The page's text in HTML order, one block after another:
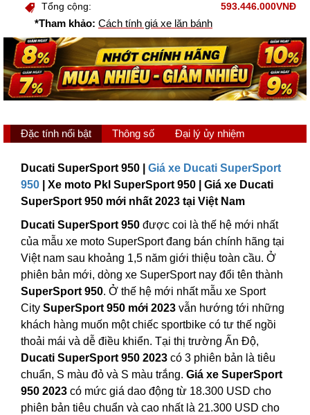
Tổng cộng:
593.446.000VNĐ
*Tham khảo: Cách tính giá xe lăn bánh
Đặc tính nổi bật Thông số Đại lý ủy nhiệm
Ducati SuperSport 950 | Giá xe Ducati SuperSport
950 | Xe moto Pkl SuperSport 950 | Giá xe Ducati
SuperSport 950 mới nhất 2023 tại Việt Nam
Ducati SuperSport 950 được coi là thế hệ mới nhất
của mẫu xe moto SuperSport đang bán chính hãng tại
Việt nam sau khoảng 1,5 năm giới thiệu toàn cầu. Ở
phiên bản mới, dòng xe SuperSport nay đổi tên thành
SuperSport 950. Ở thế hệ mới nhất mẫu xe Sport
City SuperSport 950 mới 2023 vẫn hướng tới những
khách hàng muốn một chiếc sportbike có tư thế ngồi
thoải mái và dễ điều khiển. Tại thị trường Ấn Độ,
Ducati SuperSport 950 2023 có 3 phiên bản là tiêu
chuẩn, S màu đỏ và S màu trắng. Giá xe SuperSport
950 2023 có mức giá dao động từ 18.300 USD cho
phiên bản tiêu chuẩn và cao nhất là 21.300 USD cho